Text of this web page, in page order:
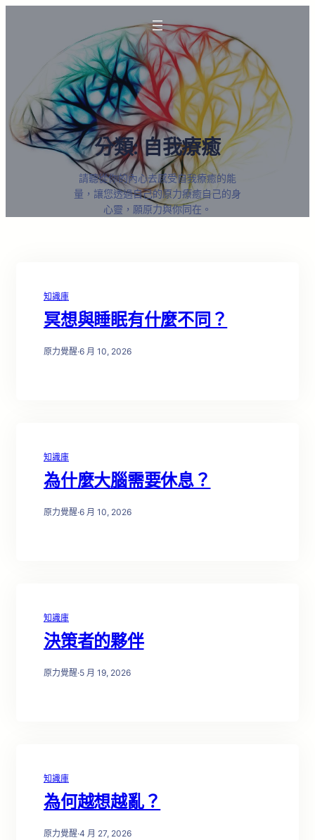
分類:自我療癒
請聽從你的內心去感受自我療癒的能
量，讓您透過自己的原力療癒自己的身
心靈，願原力與你同在。
知識庫
冥想與睡眠有什麼不同？
原力覺醒·6 月 10, 2026
知識庫
為什麼大腦需要休息？
原力覺醒·6 月 10, 2026
知識庫
決策者的夥伴
原力覺醒·5 月 19, 2026
知識庫
為何越想越亂？
原力覺醒·4 月 27, 2026